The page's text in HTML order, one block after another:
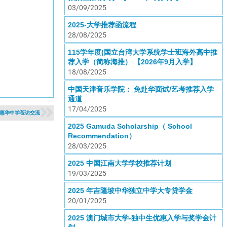
华中学莅访交流
03/09/2025
2025-大学推荐函流程
28/08/2025
115学年度(国立台湾大学系统学士班海外高中推
荐入学（简称海推） 【2026年9月入学】
18/08/2025
中国天津音乐学院： 免赴华面试/艺考推荐入学
通道
17/04/2025
2025 Gamuda Scholarship（ School
Recommendation）
28/03/2025
2025 中国江南大学学校推荐计划
19/03/2025
2025 年吉隆坡中华独立中学大专贷学金
20/01/2025
2025 澳门城市大学-独中生优惠入学与奖学金计